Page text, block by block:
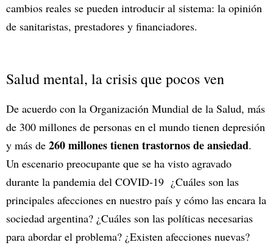
cambios reales se pueden introducir al sistema: la opinión
de sanitaristas, prestadores y financiadores.
Salud mental, la crisis que pocos ven
De acuerdo con la Organización Mundial de la Salud, más
de 300 millones de personas en el mundo tienen depresión
y más de 260 millones tienen trastornos de ansiedad.
Un escenario preocupante que se ha visto agravado
durante la pandemia del COVID-19 ¿Cuáles son las
principales afecciones en nuestro país y cómo las encara la
sociedad argentina? ¿Cuáles son las políticas necesarias
para abordar el problema? ¿Existen afecciones nuevas?